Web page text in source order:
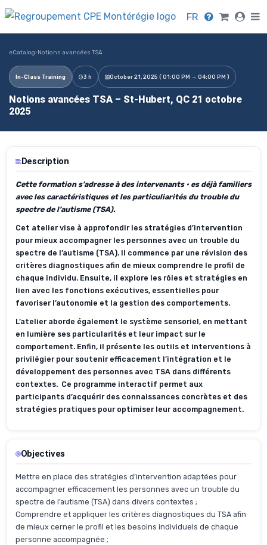
FR
eCatalog›Notions avancées TSA
In-Class Training 3 h October 21, 2025 ( 01:00 PM → 04:00 PM )
Notions avancées TSA – St-Hubert, QC 21 octobre
2025
Description
Cette formation s’adresse à des intervenants • es déjà familiers
avec les caractéristiques et les particuliarités du trouble du
spectre de l’autisme (TSA).
Cet atelier vise à approfondir les stratégies d’intervention
pour mieux accompagner les personnes avec un trouble du
spectre de l’autisme (TSA). Il commence par une révision des
critères diagnostiques afin de mieux comprendre le profil de
chaque individu. Ensuite, il explore les rôles et stratégies en
lien avec les fonctions exécutives, essentielles pour
favoriser l’autonomie et la gestion des comportements.
L’atelier aborde également le système sensoriel, en mettant
en lumière ses particularités et leur impact sur le
comportement. Enfin, il présente les outils et interventions à
privilégier pour soutenir efficacement l’intégration et le
développement des personnes avec TSA dans différents
contextes. Ce programme interactif permet aux
participants d’acquérir des connaissances concrètes et des
stratégies pratiques pour optimiser leur accompagnement.
Objectives
Mettre en place des stratégies d’intervention adaptées pour
accompagner efficacement les personnes avec un trouble du
spectre de l’autisme (TSA) dans divers contextes ;
Comprendre et appliquer les critères diagnostiques du TSA afin
de mieux cerner le profil et les besoins individuels de chaque
personne accompagnée ;